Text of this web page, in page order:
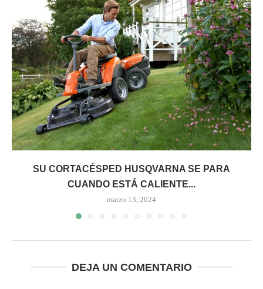
SU CORTACÉSPED HUSQVARNA SE PARA
CUANDO ESTÁ CALIENTE...
marzo 13, 2024
DEJA UN COMENTARIO